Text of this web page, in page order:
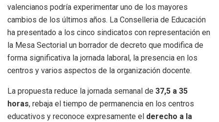
valencianos podría experimentar uno de los mayores
cambios de los últimos años. La Conselleria de Educación
ha presentado a los cinco sindicatos con representación en
la Mesa Sectorial un borrador de decreto que modifica de
forma significativa la jornada laboral, la presencia en los
centros y varios aspectos de la organización docente.
La propuesta reduce la jornada semanal de 37,5 a 35
horas, rebaja el tiempo de permanencia en los centros
educativos y reconoce expresamente el derecho a la